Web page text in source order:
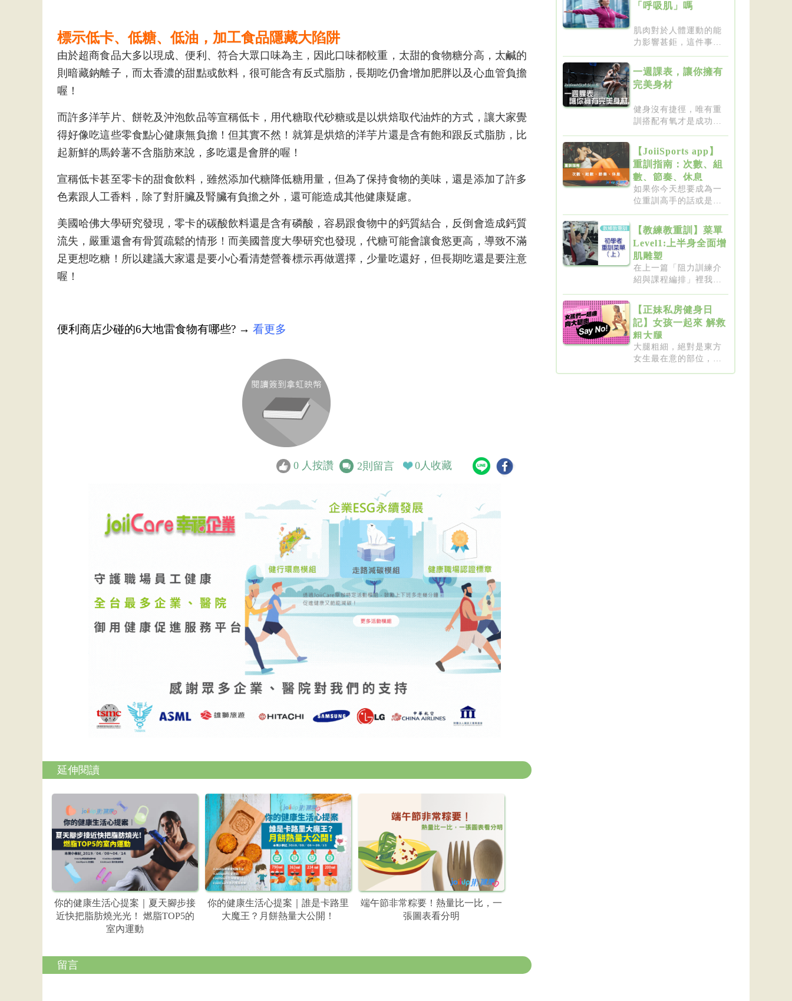
標示低卡、低糖、低油，加工食品隱藏大陷阱
由於超商食品大多以現成、便利、符合大眾口味為主，因此口味都較重，太甜的食物糖分高，太鹹的
則暗藏鈉離子，而太香濃的甜點或飲料，很可能含有反式脂肪，長期吃仍會增加肥胖以及心血管負擔
喔！
而許多洋芋片、餅乾及沖泡飲品等宣稱低卡，用代糖取代砂糖或是以烘焙取代油炸的方式，讓大家覺
得好像吃這些零食點心健康無負擔！但其實不然！就算是烘焙的洋芋片還是含有飽和跟反式脂肪，比
起新鮮的馬鈴薯不含脂肪來說，多吃還是會胖的喔！
宣稱低卡甚至零卡的甜食飲料，雖然添加代糖降低糖用量，但為了保持食物的美味，還是添加了許多
色素跟人工香料，除了對肝臟及腎臟有負擔之外，還可能造成其他健康疑慮。
美國哈佛大學研究發現，零卡的碳酸飲料還是含有磷酸，容易跟食物中的鈣質結合，反倒會造成鈣質
流失，嚴重還會有骨質疏鬆的情形！而美國普度大學研究也發現，代糖可能會讓食慾更高，導致不滿
足更想吃糖！所以建議大家還是要小心看清楚營養標示再做選擇，少量吃還好，但長期吃還是要注意
喔！
便利商店少碰的6大地雷食物有哪些? → 看更多
0 人按讚 2則留言 0人收藏
延伸閱讀
你的健康生活心提案｜夏天腳步接
近快把脂肪燒光光！ 燃脂TOP5的
室內運動
你的健康生活心提案｜誰是卡路里
大魔王？月餅熱量大公開！
端午節非常粽要！熱量比一比，一
張圖表看分明
留言
「呼吸肌」嗎
肌肉對於人體運動的能
力影響甚鉅，這件事一
一週課表，讓你擁有
完美身材
健身沒有捷徑，唯有重
訓搭配有氧才是成功的
【JoiiSports app】
重訓指南：次數、組
數、節奏、休息
如果你今天想要成為一
位重訓高手的話或是想
【教練教重訓】菜單
Level1:上半身全面增
肌雕塑
在上一篇「阻力訓練介
紹與課程編排」裡我們
【正妹私房健身日
記】女孩一起來 解救
粗大腿
大腿粗細，絕對是東方
女生最在意的部位，彷